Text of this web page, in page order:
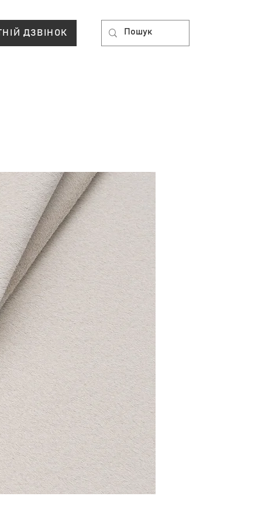
ДЗВІНОК